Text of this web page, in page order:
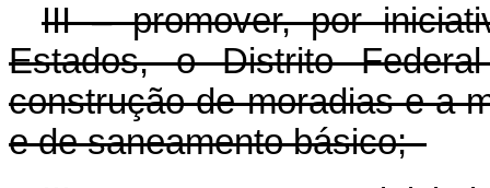
III – promover, por
Estados, o Distrito
construção de moradias e a
e de saneamento básico;